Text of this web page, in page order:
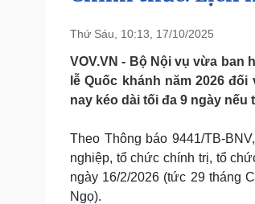
Pháp luật
Vụ án
Tin nóng
Vũ
Sức khỏe
Dinh dưỡng - món ngon
Đời
Thứ Sáu, 10:13, 17/10/2025
VOV.VN - Bộ Nội vụ vừa ban
lễ Quốc khánh năm 2026
nay kéo dài tối đa 9 ngày
Theo Thông báo 9441/TB-
nghiệp, tổ chức chính trị, tổ
ngày 16/2/2026 (tức 29 tháng
Ngọ).